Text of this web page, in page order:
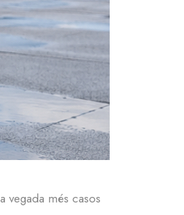
vegada més casos